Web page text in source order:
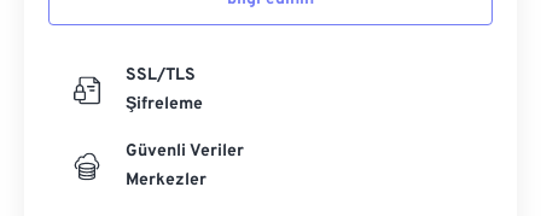
SSL/TLS
Şifreleme
Güvenli Veriler
Merkezler